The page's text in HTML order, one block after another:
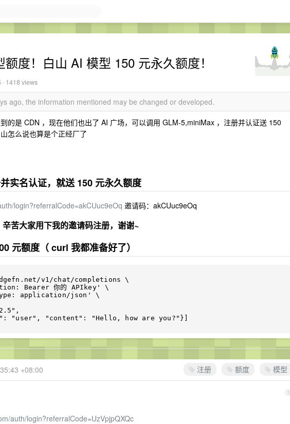
度！白山 AI 模型 150 元永久额度！
· 1418 views
ago, the information mentioned may be changed or developed.
的是 CDN ，现在他们也出了 AI 广场，可以调用 GLM-5,miniMax ，注册并认证送 150
怎么说也算是个正经厂了
实名认证，就送 150 元永久额度
login?referralCode=akCUuc9eOq 邀请码：akCUuc9eOq
苦大家用下我的邀请码注册，谢谢~
元额度（ curl 我都准备好了）
注册 额度 模型
+08:00
1
auth/login?referralCode=UzVpjpQXQc